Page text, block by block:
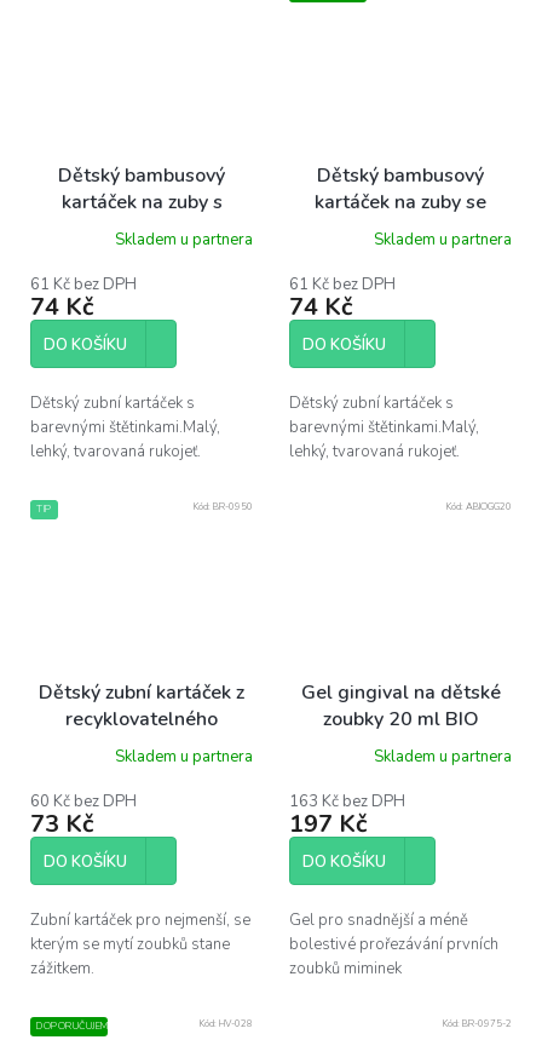
Dětský bambusový
kartáček na zuby s
modrými štětinami
Skladem u partnera
61 Kč bez DPH
74 Kč
DO KOŠÍKU
Dětský zubní kartáček s
barevnými štětinkami.Malý,
lehký, tvarovaná rukojeť.
Dětský bambusový
kartáček na zuby se
žlutými štětinami
Skladem u partnera
61 Kč bez DPH
74 Kč
DO KOŠÍKU
Dětský zubní kartáček s
barevnými štětinkami.Malý,
lehký, tvarovaná rukojeť.
TIP
Dětský zubní kartáček z
recyklovatelného
bioplastu Nordics 1ks
Skladem u partnera
60 Kč bez DPH
73 Kč
DO KOŠÍKU
Zubní kartáček pro nejmenší, se
kterým se mytí zoubků stane
zážitkem.
Kód: BR-0950
Gel gingival na dětské
zoubky 20 ml BIO
Skladem u partnera
163 Kč bez DPH
197 Kč
DO KOŠÍKU
Gel pro snadnější a méně
bolestivé prořezávání prvních
zoubků miminek
Kód: ABIOGG20
DOPORUČUJEME Kód: HV-028 Kód: BR-0975-2